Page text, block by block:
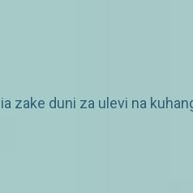
zake duni za ulevi na